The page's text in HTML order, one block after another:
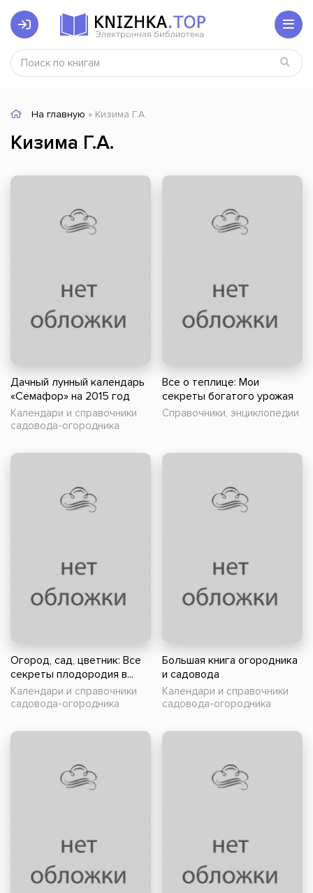
На главную » Кизима Г.А.
Кизима Г.А.
Дачный лунный календарь
«Семафор» на 2015 год
Календари и справочники
садовода-огородника
Все о теплице: Мои
секреты богатого урожая
Справочники, энциклопедии
Огород, сад, цветник: Все
секреты плодородия в...
Календари и справочники
садовода-огородника
Большая книга огородника
и садовода
Календари и справочники
садовода-огородника